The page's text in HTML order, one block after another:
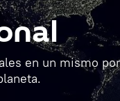
en un mismo